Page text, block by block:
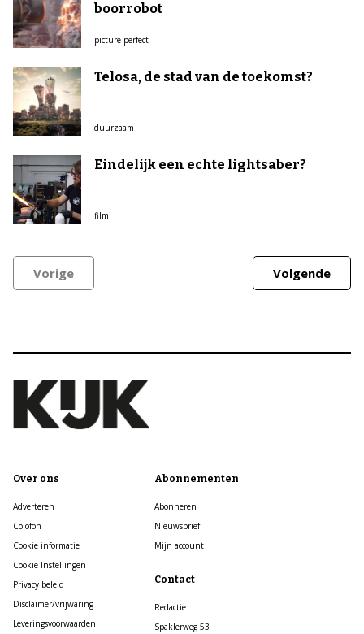
boorrobot
picture perfect
Telosa, de stad van de toekomst?
duurzaam
Eindelijk een echte lightsaber?
film
Vorige Volgende
Over ons
Adverteren
Colofon
Cookie informatie
Cookie Instellingen
Privacy beleid
Disclaimer/vrijwaring
Leveringsvoorwaarden
Abonnementen
Abonneren
Nieuwsbrief
Mijn account
Contact
Redactie
Spaklerweg 53